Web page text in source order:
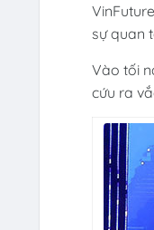
sự quan
Vào tối
cứu ra